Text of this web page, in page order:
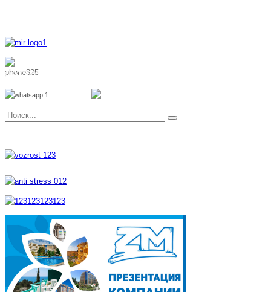
8 962 888 51 55